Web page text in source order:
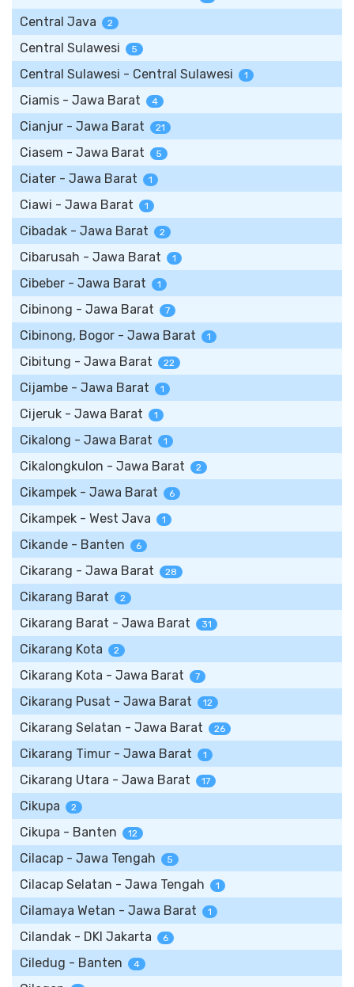
Central Java 2
Central Sulawesi 5
Central Sulawesi - Central Sulawesi 1
Ciamis - Jawa Barat 4
Cianjur - Jawa Barat 21
Ciasem - Jawa Barat 5
Ciater - Jawa Barat 1
Ciawi - Jawa Barat 1
Cibadak - Jawa Barat 2
Cibarusah - Jawa Barat 1
Cibeber - Jawa Barat 1
Cibinong - Jawa Barat 7
Cibinong, Bogor - Jawa Barat 1
Cibitung - Jawa Barat 22
Cijambe - Jawa Barat 1
Cijeruk - Jawa Barat 1
Cikalong - Jawa Barat 1
Cikalongkulon - Jawa Barat 2
Cikampek - Jawa Barat 6
Cikampek - West Java 1
Cikande - Banten 6
Cikarang - Jawa Barat 28
Cikarang Barat 2
Cikarang Barat - Jawa Barat 31
Cikarang Kota 2
Cikarang Kota - Jawa Barat 7
Cikarang Pusat - Jawa Barat 12
Cikarang Selatan - Jawa Barat 26
Cikarang Timur - Jawa Barat 1
Cikarang Utara - Jawa Barat 17
Cikupa 2
Cikupa - Banten 12
Cilacap - Jawa Tengah 5
Cilacap Selatan - Jawa Tengah 1
Cilamaya Wetan - Jawa Barat 1
Cilandak - DKI Jakarta 6
Ciledug - Banten 4